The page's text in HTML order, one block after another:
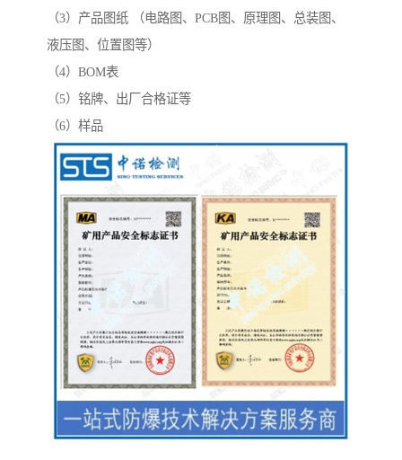
（3）产品图纸 （电路图、PCB图、原理图、总装图、
液压图、位置图等）
（4）BOM表
（5）铭牌、出厂合格证等
（6）样品